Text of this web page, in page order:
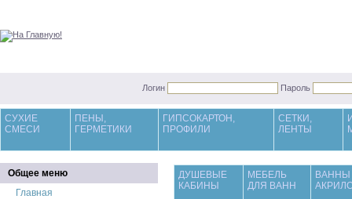
Логин Пароль
СУХИЕ
СМЕСИ
ПЕНЫ,
ГЕРМЕТИКИ
ГИПСОКАРТОН,
ПРОФИЛИ
СЕТКИ,
ЛЕНТЫ
Общее меню
Главная
ДУШЕВЫЕ
КАБИНЫ
МЕБЕЛЬ
ДЛЯ ВАНН
ВАННЫ